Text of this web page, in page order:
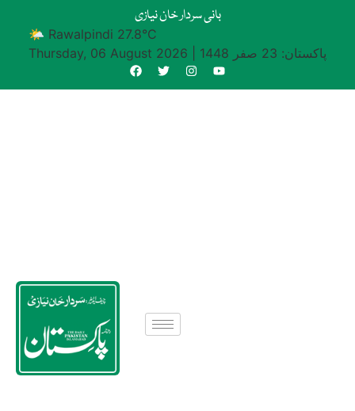
بانی سردار خان نیازی
🌤 Rawalpindi 27.8°C
Thursday, 06 August 2026
پاکستان: 23 صفر 1448